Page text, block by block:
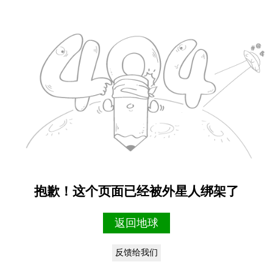
抱歉！这个页面已经被外星人绑架了
返回地球